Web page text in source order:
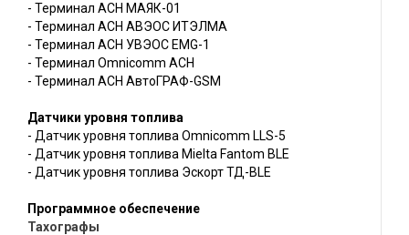
- Терминал АСН МАЯК-01
- Терминал АСН АВЭОС ИТЭЛМА
- Терминал АСН УВЭОС EMG-1
- Терминал Omnicomm АСН
- Терминал АСН АвтоГРАФ-GSM
Датчики уровня топлива
- Датчик уровня топлива Omnicomm LLS-5
- Датчик уровня топлива Mielta Fantom BLE
- Датчик уровня топлива Эскорт ТД-BLE
Программное обеспечение
Тахографы